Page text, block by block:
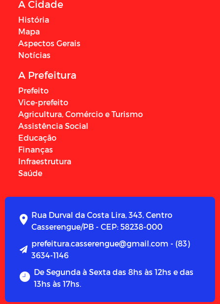
A Cidade
História
Mapa
Aspectos Gerais
Notícias
A Prefeitura
Prefeito
Vice-prefeito
Agricultura, Comércio e Turismo
Assistência Social
Educação
Finanças
Infraestrutura
Saúde
Rua Durval da Costa Lira, 343, Centro
Casserengue/PB - CEP: 58238-000
prefeitura.casserengue@gmail.com - (83)
3634-1146
De Segunda à Sexta das 8hs às 12hs e das
13hs às 17hs.